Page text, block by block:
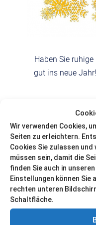
Wir verwenden Cookies,
Seiten zu erleichtern.
Cookies Sie zulassen und
müssen sein, damit die
finden Sie auch in unseren
Einstellungen können Sie
rechten unteren
Schaltfläche.
Haben Sie
gut ins neue
Und jetzt viel
Ladybugs